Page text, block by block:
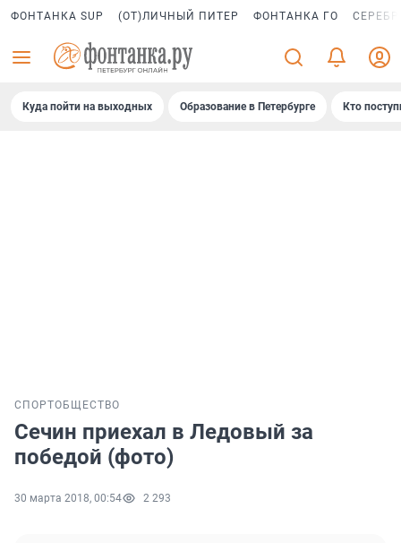
ФОНТАНКА SUP (ОТ)ЛИЧНЫЙ ПИТЕР ФОНТАНКА ГО
Куда пойти на выходных Образование в Петербурге Кто
СПОРТОБЩЕСТВО
Сечин приехал в Ледовый за
победой (фото)
30 марта 2018, 00:54 2 293